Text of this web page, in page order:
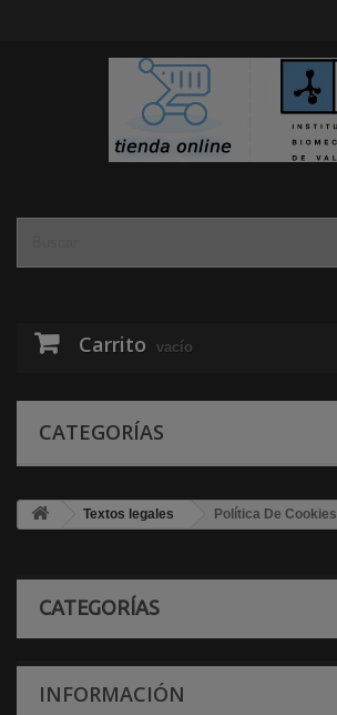
Carrito vacío
CATEGORÍAS
Textos legales Política De Cookies
CATEGORÍAS
INFORMACIÓN